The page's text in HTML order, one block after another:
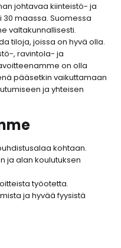
johtavaa kiinteistö- ja
maassa. Suomessa
valtakunnallisesti.
tiloja, joissa on hyvä olla.
, ravintola- ja
on olla
pääsetkin vaikuttamaan
ja yhteisen
kohtaan.
ja alan koulutuksen
työotetta.
ja hyvää fyysistä